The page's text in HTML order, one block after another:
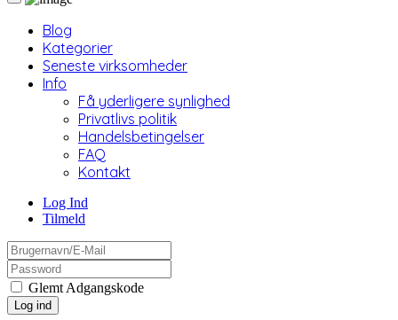
Blog
Kategorier
Seneste virksomheder
Info
Få yderligere synlighed
Privatlivs politik
Handelsbetingelser
FAQ
Kontakt
Log Ind
Tilmeld
Glemt Adgangskode